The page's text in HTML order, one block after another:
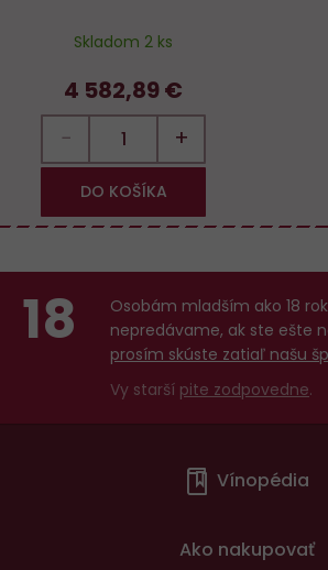
Skladom 2 ks
4 582,89 €
− +
DO KOŠÍKA
18
Osobám mladším ako 18
nepredávame, ak ste ešte
prosím skúste zatiaľ našu
Vy starší pite zodpovedne.
Vínopédia
Ako nakupovať